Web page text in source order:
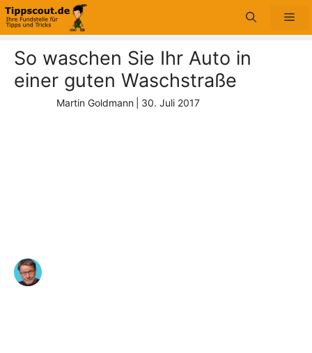
Zum
Inhalt
So waschen Sie Ihr Auto in
einer guten Waschstraße
Martin Goldmann 30. Juli 2017